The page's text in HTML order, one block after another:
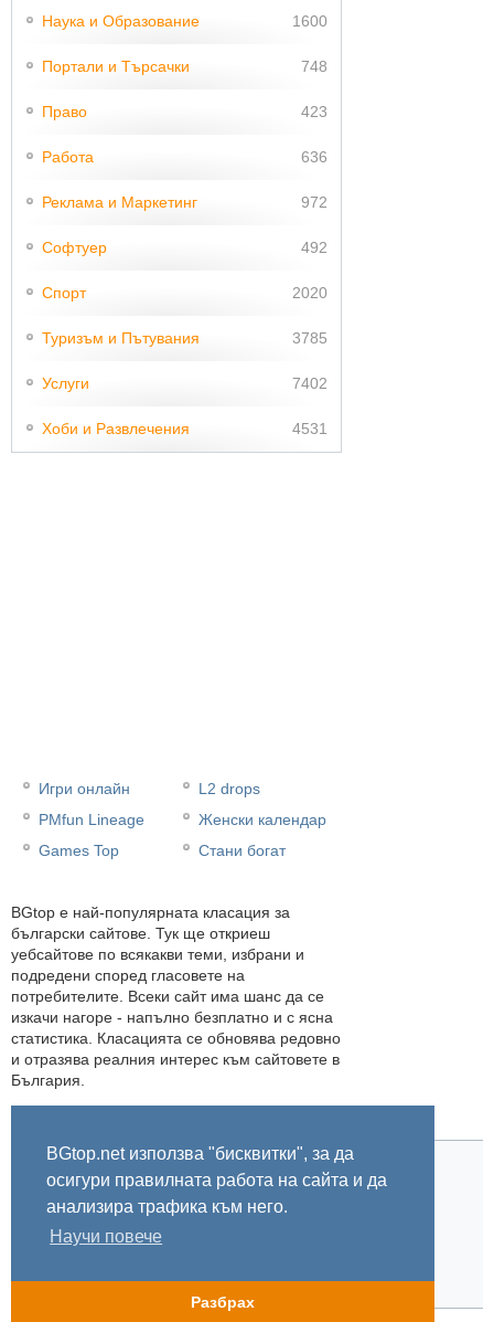
BGtop.net използва "бисквитки", за да
осигури правилната работа на сайта и да
анализира трафика към него.
Научи повече
Разбрах
Наука и Образование 1600
Портали и Търсачки 748
Право 423
Работа 636
Реклама и Маркетинг 972
Софтуер 492
Спорт 2020
Туризъм и Пътувания 3785
Услуги 7402
Хоби и Развлечения 4531
Игри онлайн
PMfun Lineage
Games Top
L2 drops
Женски календар
Стани богат
BGtop e най-популярната класация за
български сайтове. Тук ще откриеш
уебсайтове по всякакви теми, избрани и
подредени според гласовете на
потребителите. Всеки сайт има шанс да се
изкачи нагоре - напълно безплатно и с ясна
статистика. Класацията се обновява редовно
и отразява реалния интерес към сайтовете в
България.
Начало Правила За BGtop.net
Пишете ни
Линк за гласуване
Бисквитки Поверителност
© 2002-2026 BGtop.net